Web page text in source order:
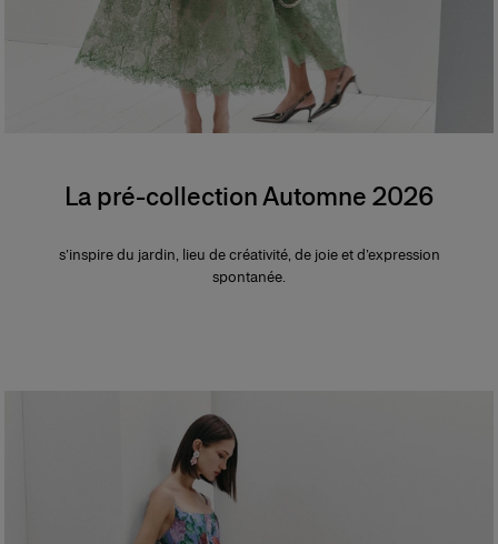
La pré-collection Automne 2026
s’inspire du jardin, lieu de créativité, de joie et d’expression
spontanée.